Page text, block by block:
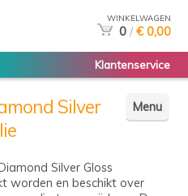
WINKELWAGEN
0 / € 0,00
Klantenservice
Menu
Silver
Silver Gloss
worden en beschikt over